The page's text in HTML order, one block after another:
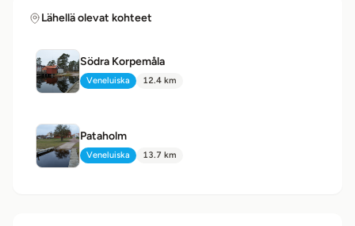
Lähellä olevat kohteet
Södra Korpemåla
Tyyppi:
Veneluiska Etäisyys:
12.4 km
Pataholm
Tyyppi:
Veneluiska Etäisyys:
13.7 km